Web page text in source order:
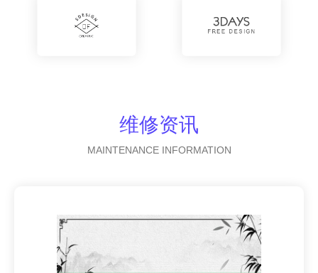
维修资讯
MAINTENANCE INFORMATION